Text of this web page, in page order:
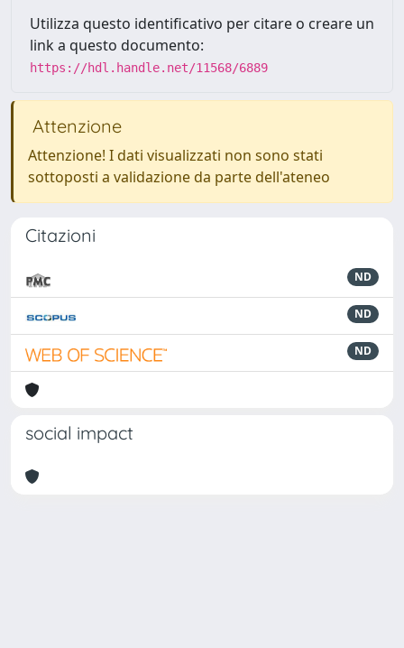
Utilizza questo identificativo per citare o creare un
link a questo documento:
https://hdl.handle.net/11568/6889
Attenzione
Attenzione! I dati visualizzati non sono stati
sottoposti a validazione da parte dell'ateneo
Citazioni
ND
ND
ND
social impact